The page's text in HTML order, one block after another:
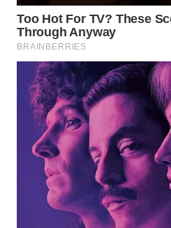
SUKABUMI
WN
PURWAKARTA
WN
PRIANGAN
TIMUR
WN
SEMARANG